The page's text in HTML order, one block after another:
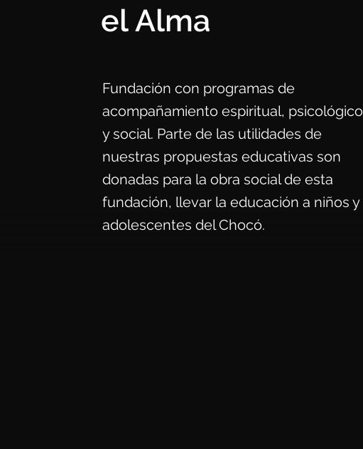
el Alma
Fundación con programas de
acompañamiento espiritual, psicológico
y social. Parte de las utilidades de
nuestras propuestas educativas son
donadas para la obra social de esta
fundación, llevar la educación a niños y
adolescentes del Chocó.